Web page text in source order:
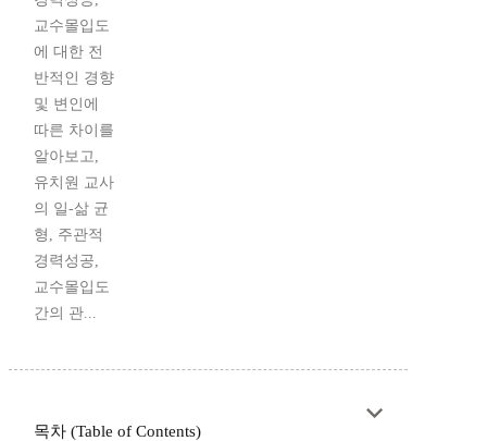
교수몰입도
에 대한 전
반적인 경향
및 변인에
따른 차이를
알아보고,
유치원 교사
의 일-삶 균
형, 주관적
경력성공,
교수몰입도
간의 관...
목차 (Table of Contents)